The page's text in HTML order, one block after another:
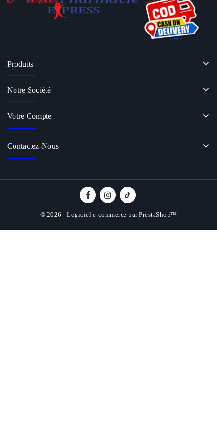
Produits
Notre Société
Votre Compte
Contactez-Nous
© 2026 - Logiciel e-commerce par PrestaShop™